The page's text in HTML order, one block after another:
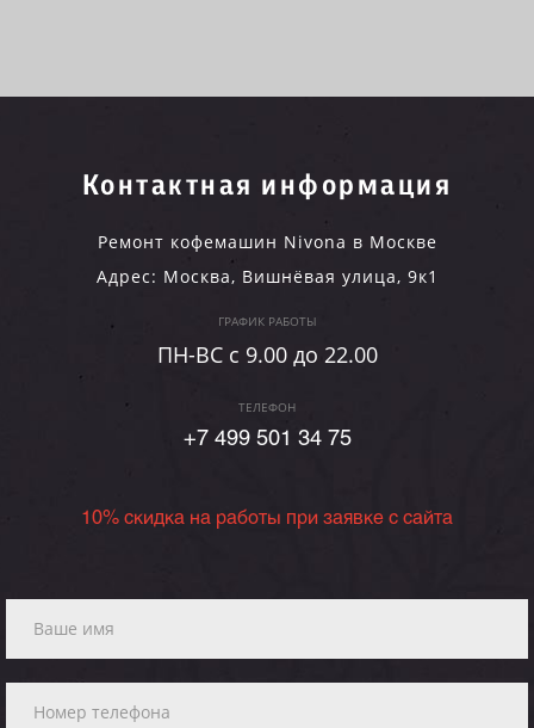
Контактная информация
Ремонт кофемашин Nivona в Москве
Адрес: Москва, Вишнёвая улица, 9к1
ГРАФИК РАБОТЫ
ПН-ВC c 9.00 до 22.00
ТЕЛЕФОН
+7 499 501 34 75
10% скидка на работы при заявке с сайта